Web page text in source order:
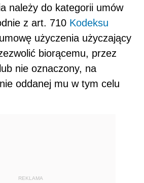
należy do kategorii umów
z art. 710 Kodeksu
użyczenia użyczający
biorącemu, przez
lub nie oznaczony, na
oddanej mu w tym celu
REKLAMA